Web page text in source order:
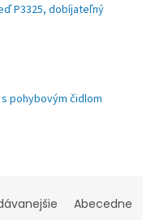
P3325, dobíjateľný
s pohybovým čidlom
Abecedne